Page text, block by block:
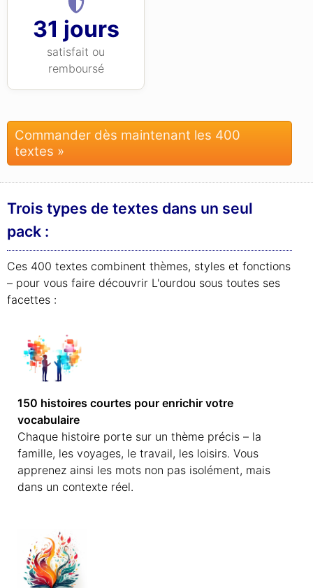
31 jours
satisfait ou
remboursé
Commander dès maintenant les 400
textes »
Trois types de textes dans un seul
pack :
Ces 400 textes combinent thèmes, styles et fonctions
– pour vous faire découvrir L'ourdou sous toutes ses
facettes :
150 histoires courtes pour enrichir votre
vocabulaire
Chaque histoire porte sur un thème précis – la
famille, les voyages, le travail, les loisirs. Vous
apprenez ainsi les mots non pas isolément, mais
dans un contexte réel.